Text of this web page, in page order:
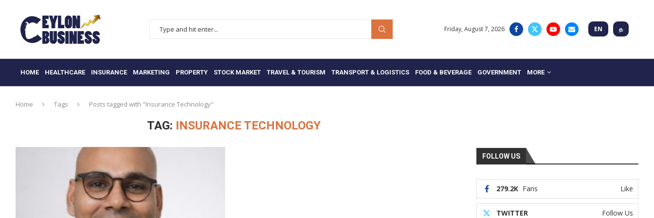
Friday, August 7, 2026 EN த
HOME HEALTHCARE INSURANCE MARKETING PROPERTY STOCK MARKET TRAVEL & TOURISM TRANSPORT & LOGISTICS FOOD & BEVERAGE GOVERNMENT MORE
Home Tags Posts tagged with "Insurance Technology"
TAG: INSURANCE TECHNOLOGY
FOLLOW US
279.2K Fans Like
TWITTER Follow Us